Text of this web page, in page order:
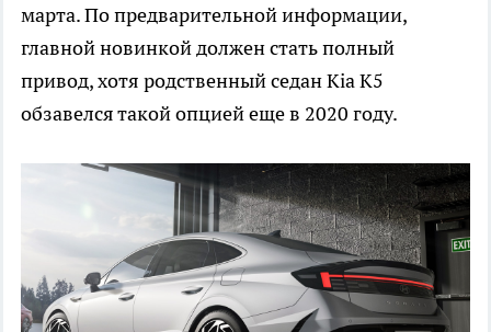
марта. По предварительной информации,
главной новинкой должен стать полный
привод, хотя родственный седан Kia K5
обзавелся такой опцией еще в 2020 году.